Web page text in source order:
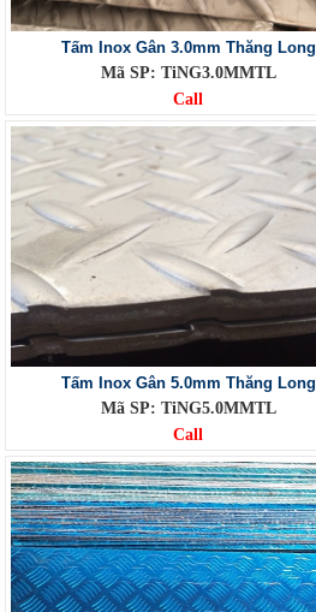
Tấm Inox Gân 3.0mm Thăng Long
Mã SP: TiNG3.0MMTL
Call
Tấm Inox Gân 5.0mm Thăng Long
Mã SP: TiNG5.0MMTL
Call